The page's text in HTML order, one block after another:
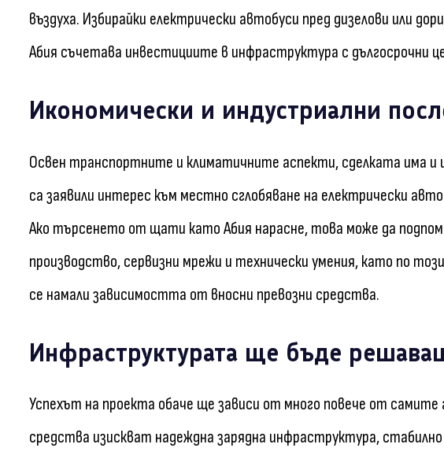
въздуха. Избирайки електрически автобуси пред дизелови или
Абия съчетава инвестициите в инфраструктура с дългосрочни
Икономически и индустриални
Освен транспортните и климатичните аспекти, сделката има и
са заявили интерес към местно сглобяване на електрически
Ако търсенето от щати като Абия нарасне, това може да
производство, сервизни мрежи и технически умения, като по
се намали зависимостта от вносни превозни средства.
Инфраструктурата ще бъде
Успехът на проекта обаче ще зависи от много повече от
средства изискват надеждна зарядна инфраструктура,